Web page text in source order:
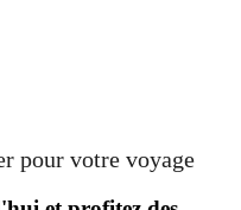
pour votre voyage